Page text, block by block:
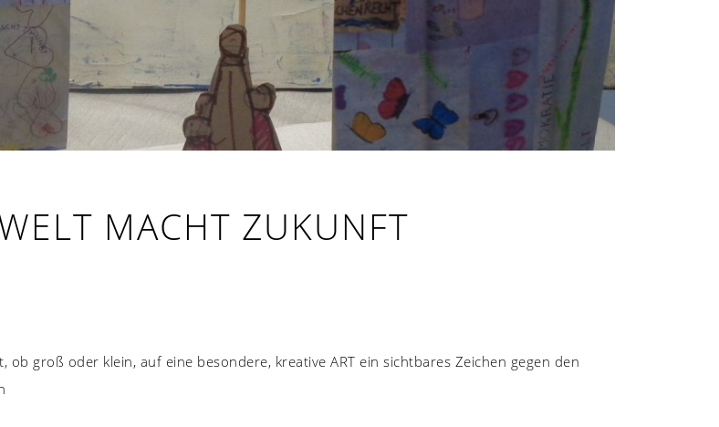
MACHT ZUKUNFT
groß oder klein, auf eine besondere, kreative ART ein sichtbares Zeichen gegen den